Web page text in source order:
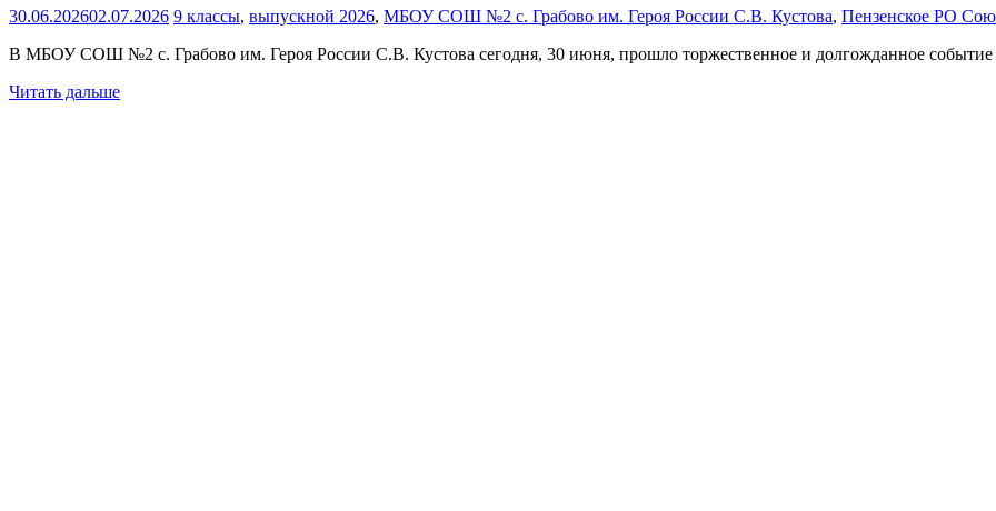
30.06.202602.07.2026 9 классы, выпускной 2026, МБОУ СОШ №2 с. Грабово им. Героя России С.В. Кустова, Пензенское РО
В МБОУ СОШ №2 с. Грабово им. Героя России С.В. Кустова сегодня, 30 июня, прошло торжественное и долгожданное событие
Читать дальше